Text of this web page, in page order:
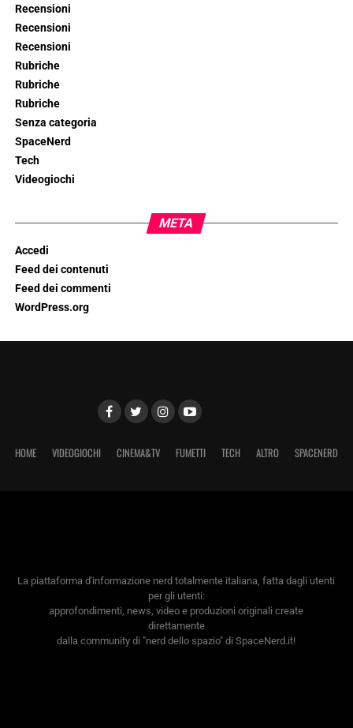
Recensioni
Recensioni
Recensioni
Rubriche
Rubriche
Rubriche
Senza categoria
SpaceNerd
Tech
Videogiochi
META
Accedi
Feed dei contenuti
Feed dei commenti
WordPress.org
HOME VIDEOGIOCHI CINEMA&TV FUMETTI TECH ALTRO SPACENERD
La piattaforma d'informazione nerd totalmente italiana, fatta dagli utenti
per gli utenti:
approfondimenti, news, video e produzioni originali create
direttamente
dalla community di "nerd dello spazio" di SpaceNerd.it!